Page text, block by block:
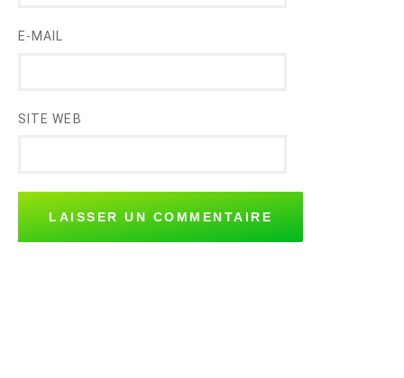
E-MAIL
SITE WEB